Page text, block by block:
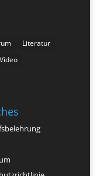
Literatur
Video